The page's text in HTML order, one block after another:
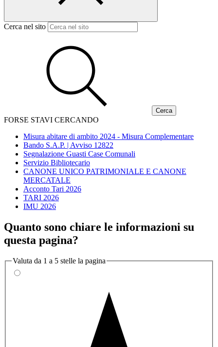
Cerca nel sito
FORSE STAVI CERCANDO
Misura abitare di ambito 2024 - Misura Complementare
Bando S.A.P. | Avviso 12822
Segnalazione Guasti Case Comunali
Servizio Bibliotecario
CANONE UNICO PATRIMONIALE E CANONE
MERCATALE
Acconto Tari 2026
TARI 2026
IMU 2026
Quanto sono chiare le informazioni su
questa pagina?
Valuta da 1 a 5 stelle la pagina